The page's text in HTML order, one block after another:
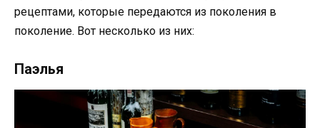
рецептами, которые передаются из поколения в
поколение. Вот несколько из них:
Паэлья